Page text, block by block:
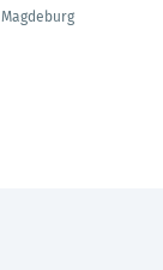
Magdeburg